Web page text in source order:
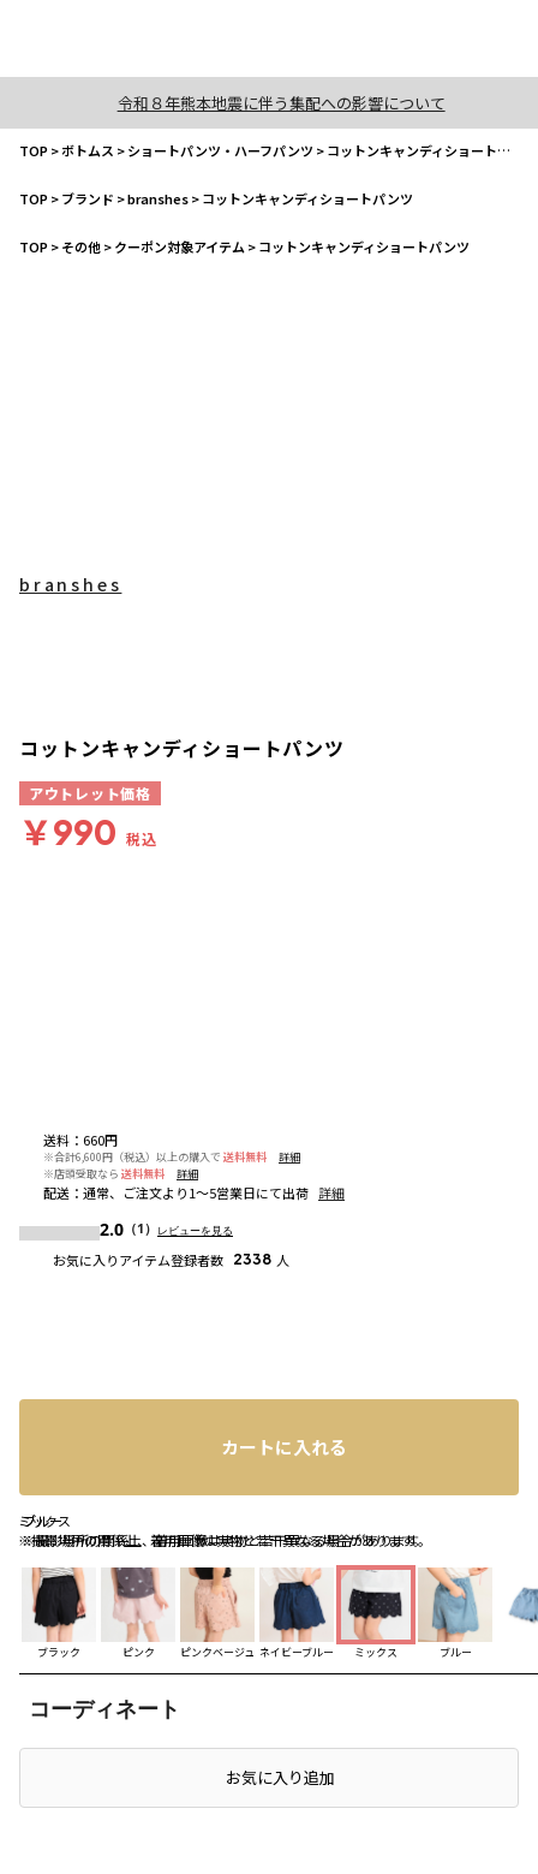
令和８年熊本地震に伴う集配への影響について
TOP>ボトムス >ショートパンツ・ハーフパンツ >コットンキャンディショートパンツ
TOP>ブランド >branshes>コットンキャンディショートパンツ
TOP>その他>クーポン対象アイテム >コットンキャンディショートパンツ
ミックス
※撮影場所の関係上、着用画像は実物と若干異なる場合があります。
ブルー
※撮影場所の関係上、着用画像は実物と若干異なる場合があります。
ブルー
ブラック ピンク ピンクベージュ ネイビーブルー ミックス ブルー
コーディネート
送料 ： 660円
※合計6,600円（税込）以上の購入で 送料無料
詳細
※店頭受取なら 送料無料 詳細
配送 ： 通常、ご注文より1～5営業日にて出荷 詳細
2.0 （1） レビューを見る
お気に入りアイテム登録者数 2338 人
branshes
コットンキャンディショートパンツ
アウトレット価格
￥990 税込
カートに入れる
お気に入り追加